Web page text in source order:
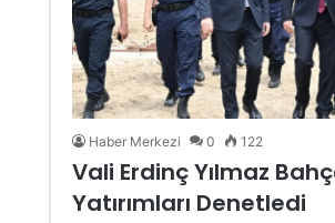
Haber Merkezi 0 122
Vali Erdinç Yılmaz
Yatırımları Denetledi